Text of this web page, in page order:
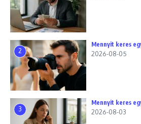
2
Mennyit keres
2026-08-05
3
Mennyit keres
2026-08-03